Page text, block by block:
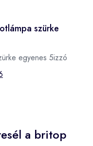
szürke
egyenes 5izzó
a britop